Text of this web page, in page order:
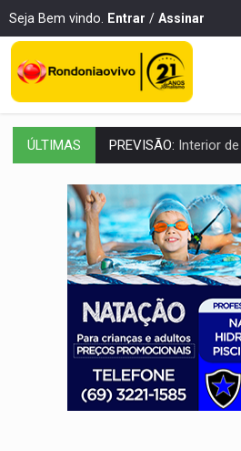
Seja Bem vindo. Entrar / Assinar
ÚLTIMAS PREVISÃO: Interior de
INFRAESTRUTURA:
A ILHA:Coreografia de
ELEIÇÕES 2026:Sgt.
Sinjur
Publicação Legal:
BR-364:Polícia apreende
EMOCIONE: